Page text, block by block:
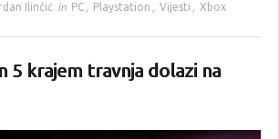
Ilinčić in PC , Playstation , Vijesti , Xbox
5 krajem travnja dolazi na